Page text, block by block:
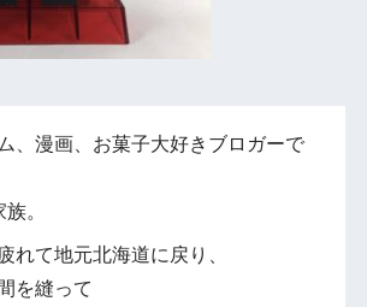
、漫画、お菓子大好きブロガーで
。
れて地元北海道に戻り、
を縫って